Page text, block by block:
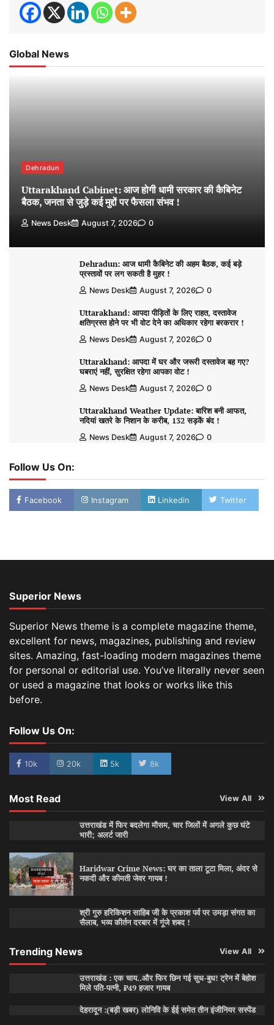
Global News
Dehradun
Uttarakhand Cabinet: आज होगी धामी सरकार की कैबिनेट
बैठक, जनता से जुड़े कई मुद्दों पर फैसला संभव !
News Desk August 7, 2026 0
Dehradun: आज धामी कैबिनेट की अहम बैठक, कई बड़े
प्रस्तावों पर लग सकती है मुहर !
News Desk August 7, 2026 0
Uttarakhand: आपदा पीड़ितों के लिए राहत, दस्तावेज
क्षतिग्रस्त होने पर भी वोट देने का अधिकार रहेगा बरकरार !
News Desk August 7, 2026 0
Uttarakhand: आपदा में घर और जरूरी दस्तावेज बह गए?
घबराएं नहीं, सुरक्षित रहेगा आपका वोट !
News Desk August 7, 2026 0
Uttarakhand Weather Update: बारिश बनी आफत,
नदियां खतरे के निशान के करीब, 132 सड़कें बंद !
News Desk August 7, 2026 0
Follow Us On:
Facebook Instagram Linkedin Twitter
Superior News
Superior News theme is a complete magazine theme,
excellent for news, magazines, publishing and review
sites. Amazing, fast-loading modern magazines theme
for personal or editorial use. You’ve literally never seen
or used a magazine that looks or works like this
before.
Follow Us On:
10k 20k 5k 8k
Most Read View All
उत्तराखंड में फिर बदलेगा मौसम, चार जिलों में अगले कुछ घंटे
भारी; अलर्ट जारी
Haridwar Crime News: घर का ताला टूटा मिला, अंदर से
नकदी और कीमती जेवर गायब !
श्री गुरु हरिकिशन साहिब जी के प्रकाश पर्व पर उमड़ा संगत का
सैलाब, भव्य कीर्तन दरबार में गूंजे शबद !
Trending News View All
उत्तराखंड : एक चाय..और फिर छिन गई सुध-बुध! ट्रेन में बेहोश
मिले पति-पत्नी, ₹49 हजार गायब
देहरादून :(बड़ी खबर) लोनिवि के ईई समेत तीन इंजीनियर सस्पेंड